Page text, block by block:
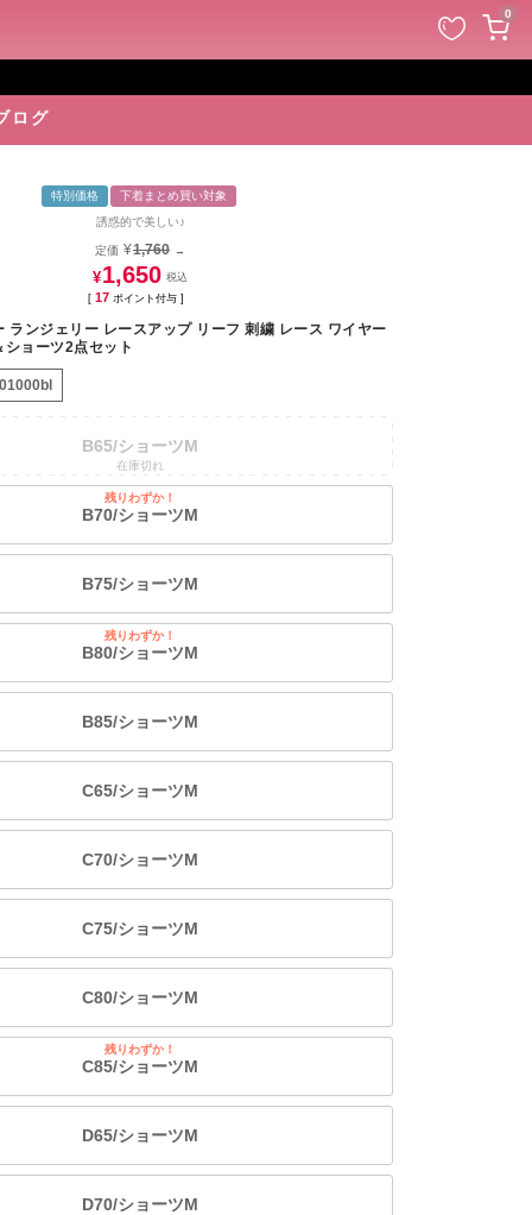
0
ログ
特別価格
下着まとめ買い対象
誘惑的で美しい♪
定価 ¥1,760 →
¥1,650
[ 17 ポイント付与 ]
ランジェリー レースアップ リーフ 刺繍 レース ワイヤー
ョーツ2点セット
B65/ショーツM
在庫切れ
B70/ショーツM
残りわずか！
B75/ショーツM
B80/ショーツM
残りわずか！
B85/ショーツM
C65/ショーツM
C70/ショーツM
C75/ショーツM
C80/ショーツM
C85/ショーツM
残りわずか！
D65/ショーツM
D70/ショーツM
ジト
ップ